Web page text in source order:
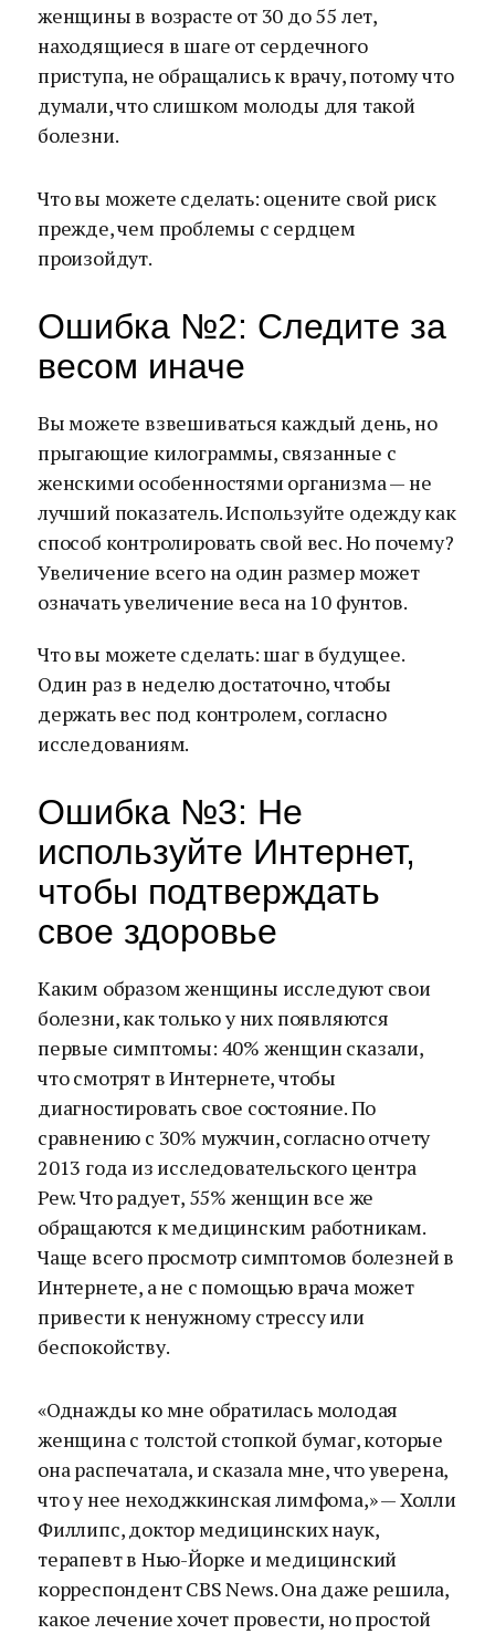
женщины в возрасте от 30 до 55 лет,
находящиеся в шаге от сердечного
приступа, не обращались к врачу, потому что
думали, что слишком молоды для такой
болезни.
Что вы можете сделать: оцените свой риск
прежде, чем проблемы с сердцем
произойдут.
Ошибка №2: Следите за
весом иначе
Вы можете взвешиваться каждый день, но
прыгающие килограммы, связанные с
женскими особенностями организма — не
лучший показатель. Используйте одежду как
способ контролировать свой вес. Но почему?
Увеличение всего на один размер может
означать увеличение веса на 10 фунтов.
Что вы можете сделать: шаг в будущее.
Один раз в неделю достаточно, чтобы
держать вес под контролем, согласно
исследованиям.
Ошибка №3: Не
используйте Интернет,
чтобы подтверждать
свое здоровье
Каким образом женщины исследуют свои
болезни, как только у них появляются
первые симптомы: 40% женщин сказали,
что смотрят в Интернете, чтобы
диагностировать свое состояние. По
сравнению с 30% мужчин, согласно отчету
2013 года из исследовательского центра
Pew. Что радует, 55% женщин все же
обращаются к медицинским работникам.
Чаще всего просмотр симптомов болезней в
Интернете, а не с помощью врача может
привести к ненужному стрессу или
беспокойству.
«Однажды ко мне обратилась молодая
женщина с толстой стопкой бумаг, которые
она распечатала, и сказала мне, что уверена,
что у нее неходжкинская лимфома,» — Холли
Филлипс, доктор медицинских наук,
терапевт в Нью-Йорке и медицинский
корреспондент CBS News. Она даже решила,
какое лечение хочет провести, но простой